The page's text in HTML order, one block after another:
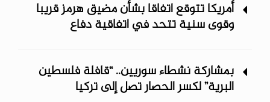
أمريكا تتوقع اتفاقا بشأن مضيق هرمز قريبا
وقوى سنية تتحد في اتفاقية دفاع
بمشاركة نشطاء سوريين.. “قافلة فلسطين
البرية” لكسر الحصار تصل إلى تركيا